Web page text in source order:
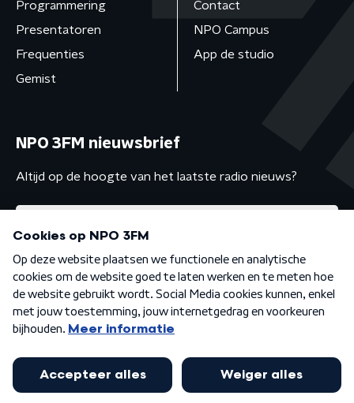
Programmering
Presentatoren
Frequenties
Gemist
Contact
NPO Campus
App de studio
NPO 3FM nieuwsbrief
Altijd op de hoogte van het laatste radio nieuws?
Algemene voorwaarden Privacybeleid